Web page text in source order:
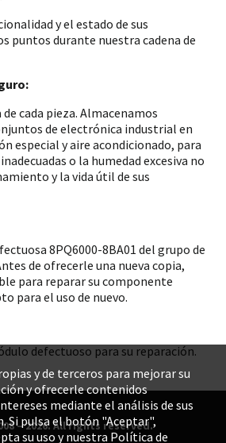
y el estado de sus
puntos durante nuestra cadena de
de cada pieza. Almacenamos
de electrónica industrial en
especial y aire acondicionado, para
o la humedad excesiva no
y la vida útil de sus
8PQ6000-8BA01 del grupo de
de ofrecerle una nueva copia,
para reparar su componente
para el uso de nuevo.
defectuoso para su reparación.
– 2026. All rights reserved.
y de terceros para mejorar su
y ofrecerle contenidos
mediante el análisis de sus
Si pulsa el botón "Aceptar",
su uso y nuestra Política de